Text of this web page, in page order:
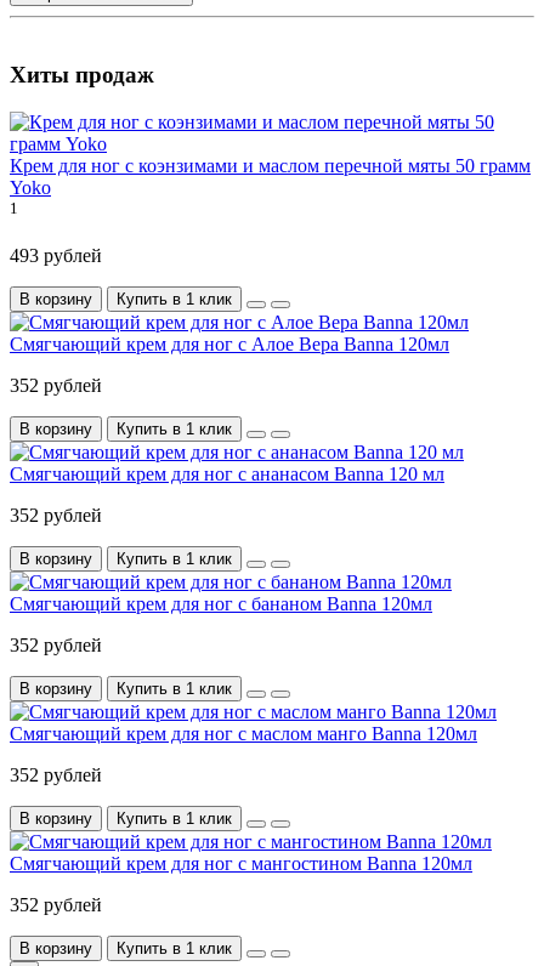
Хиты продаж
Крем для ног с коэнзимами и маслом перечной мяты 50 грамм
Yoko
1
493 рублей
В корзину Купить в 1 клик
Смягчающий крем для ног с Алое Вера Banna 120мл
352 рублей
В корзину Купить в 1 клик
Смягчающий крем для ног с ананасом Banna 120 мл
352 рублей
В корзину Купить в 1 клик
Смягчающий крем для ног с бананом Banna 120мл
352 рублей
В корзину Купить в 1 клик
Смягчающий крем для ног с маслом манго Banna 120мл
352 рублей
В корзину Купить в 1 клик
Смягчающий крем для ног с мангостином Banna 120мл
352 рублей
В корзину
Купить в 1 клик